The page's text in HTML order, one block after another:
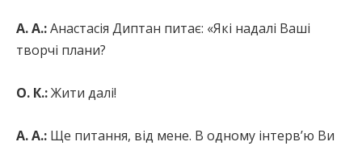
А. А.:Анастасія Диптан питає: «Які надалі Ваші
творчі плани?
О. К.:Жити далі!
А. А.: Ще питання, від мене. В одному інтерв’ю Ви